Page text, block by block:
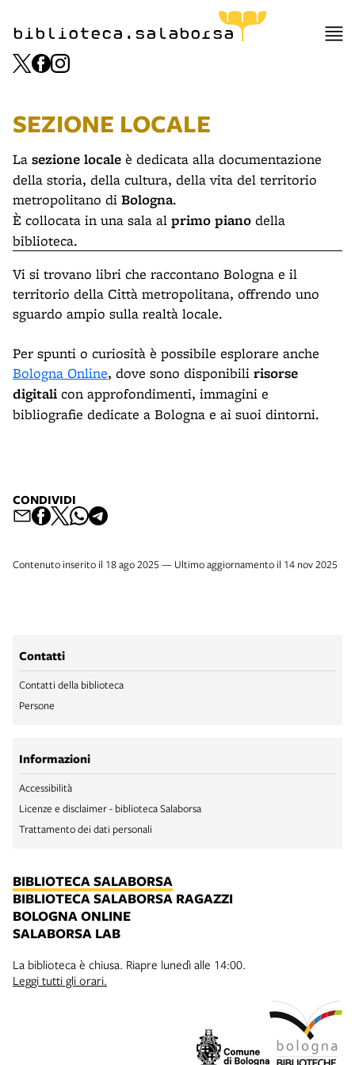
biblioteca.salaborsa
SEZIONE LOCALE
La sezione locale è dedicata alla documentazione
della storia, della cultura, della vita del territorio
metropolitano di Bologna.
È collocata in una sala al primo piano della
biblioteca.
Vi si trovano libri che raccontano Bologna e il
territorio della Città metropolitana, offrendo uno
sguardo ampio sulla realtà locale.
Per spunti o curiosità è possibile esplorare anche
Bologna Online, dove sono disponibili risorse
digitali con approfondimenti, immagini e
bibliografie dedicate a Bologna e ai suoi dintorni.
CONDIVIDI
Contenuto inserito il 18 ago 2025 — Ultimo aggiornamento il 14 nov 2025
Contatti
Contatti della biblioteca
Persone
Informazioni
Accessibilità
Licenze e disclaimer - biblioteca Salaborsa
Trattamento dei dati personali
BIBLIOTECA SALABORSA
BIBLIOTECA SALABORSA RAGAZZI
BOLOGNA ONLINE
SALABORSA LAB
La biblioteca è chiusa. Riapre lunedì alle 14:00.
Leggi tutti gli orari.